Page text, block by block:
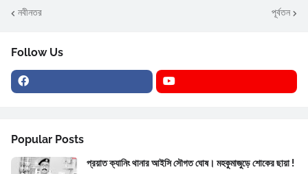
নবীনতর পূর্বতন
Follow Us
Popular Posts
প্রয়াত ক্যানিং থানার আইসি সৌগত ঘোষ। মহকুমাজুড়ে শোকের ছায়া !